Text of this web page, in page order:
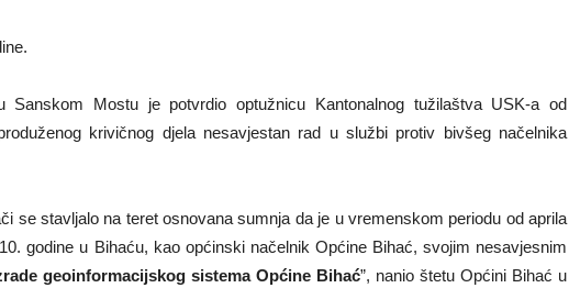
Mostu je potvrdio optužnicu Kantonalnog tužilaštva USK-a od
krivičnog djela nesavjestan rad u službi protiv bivšeg načelnika
se stavljalo na teret osnovana sumnja da je u vremenskom periodu od aprila
godine u Bihaću, kao općinski načelnik Općine Bihać, svojim nesavjesnim
geoinformacijskog sistema Općine Bihać”, nanio štetu Općini Bihać u